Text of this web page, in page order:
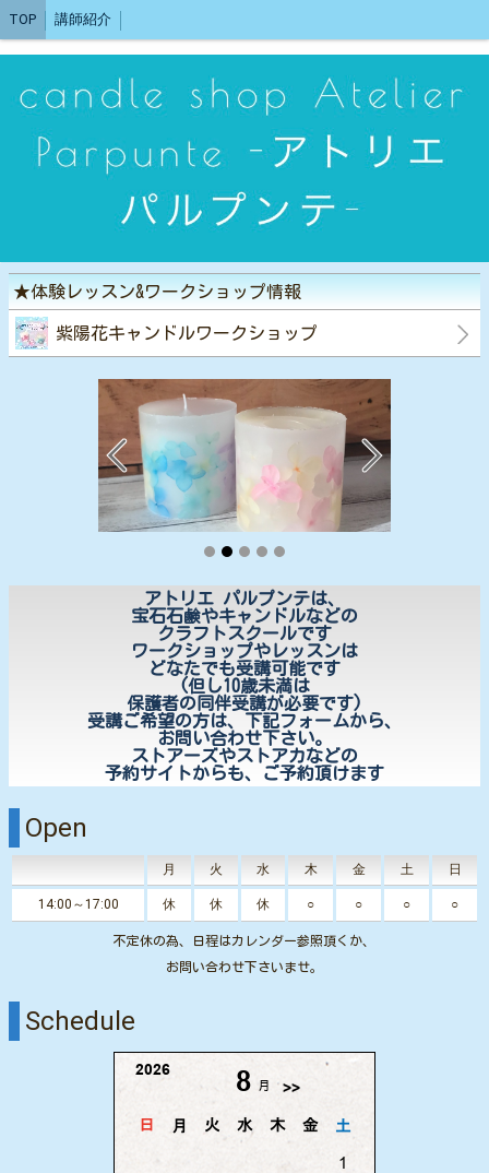
TOP 講師紹介
★体験レッスン&ワークショップ情報
紫陽花キャンドルワークショップ
アトリエ パルプンテは、
宝石石鹸やキャンドルなどの
クラフトスクールです
ワークショップやレッスンは
どなたでも受講可能です
(但し10歳未満は
保護者の同伴受講が必要です)
受講ご希望の方は、下記フォームから、
お問い合わせ下さい。
ストアーズやストアカなどの
予約サイトからも、ご予約頂けます
Open
月 火 水 木 金 土 日
14:00～17:00 休 休 休 ○ ○ ○ ○
不定休の為、日程はカレンダー参照頂くか、
お問い合わせ下さいませ。
Schedule